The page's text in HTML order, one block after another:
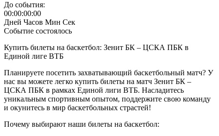
До события:
00:00:00:00
Дней Часов Мин Сек
Событие состоялось
Купить билеты на баскетбол: Зенит БК – ЦСКА ПБК в
Единой лиге ВТБ
Планируете посетить захватывающий баскетбольный матч? У
нас вы можете легко купить билеты на матч Зенит БК –
ЦСКА ПБК в рамках Единой лиги ВТБ. Насладитесь
уникальным спортивным опытом, поддержите свою команду
и окунитесь в мир баскетбольных страстей!
Почему выбирают наши билеты на баскетбол: